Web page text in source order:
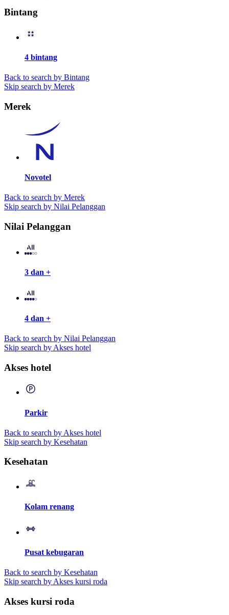
Bintang
4 bintang
Back to search by Bintang
Skip search by Merek
Merek
Novotel
Back to search by Merek
Skip search by Nilai Pelanggan
Nilai Pelanggan
3 dan +
4 dan +
Back to search by Nilai Pelanggan
Skip search by Akses hotel
Akses hotel
Parkir
Back to search by Akses hotel
Skip search by Kesehatan
Kesehatan
Kolam renang
Pusat kebugaran
Back to search by Kesehatan
Skip search by Akses kursi roda
Akses kursi roda